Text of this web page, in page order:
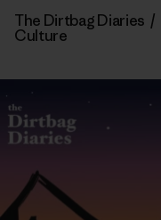
The Dirtbag Diaries /
Culture